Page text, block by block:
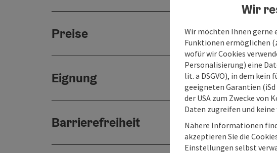
Preise
Eignung
Barrierefreiheit
Wir
Wir möchten Ihnen gerne
Funktionen ermöglichen
wofür wir Cookies
Personalisierung) eine
lit. a DSGVO), in dem kein
geeigneten Garantien (iSd
der USA zum Zwecke
Daten zugreifen und
Nähere Informationen
akzeptieren Sie die
Einstellungen selbst